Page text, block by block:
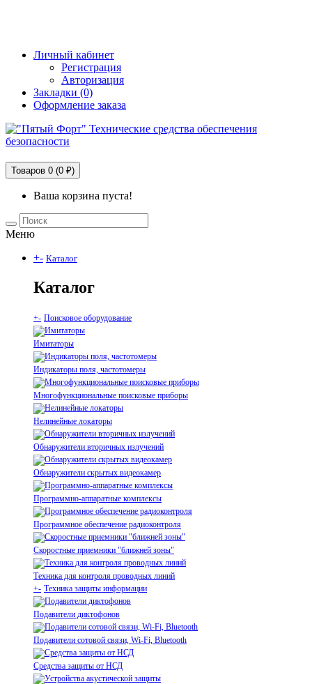
Личный кабинет
Регистрация
Авторизация
Закладки (0)
Оформление заказа
Товаров 0 (0 ₽)
Ваша корзина пуста!
Меню
+- Каталог
Каталог
+- Поисковое оборудование
Имитаторы
Индикаторы поля, частотомеры
Многофункциональные поисковые приборы
Нелинейные локаторы
Обнаружители вторичных излучений
Обнаружители скрытых видеокамер
Программно-аппаратные комплексы
Программное обеспечение радиоконтроля
Скоростные приемники "ближней зоны"
Техника для контроля проводных линий
+- Техника защиты информации
Подавители диктофонов
Подавители сотовой связи, Wi-Fi, Bluetooth
Средства защиты от НСД